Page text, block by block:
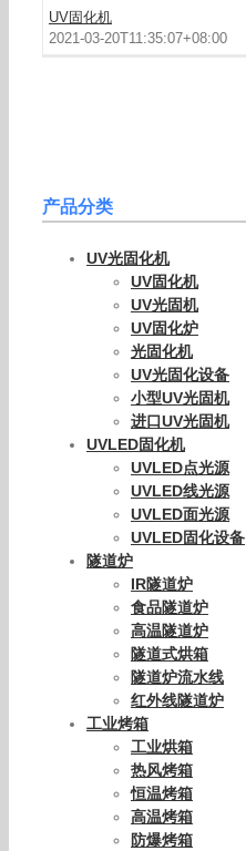
UV固化机
2021-03-20T11:35:07+08:00
产品分类
UV光固化机
UV固化机
UV光固机
UV固化炉
光固化机
UV光固化设备
小型UV光固机
进口UV光固机
UVLED固化机
UVLED点光源
UVLED线光源
UVLED面光源
UVLED固化设备
隧道炉
IR隧道炉
食品隧道炉
高温隧道炉
隧道式烘箱
隧道炉流水线
红外线隧道炉
工业烤箱
工业烘箱
热风烤箱
恒温烤箱
高温烤箱
防爆烤箱